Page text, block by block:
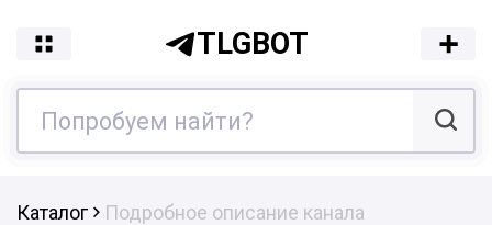
TLGBOT
Каталог Подробное описание канала